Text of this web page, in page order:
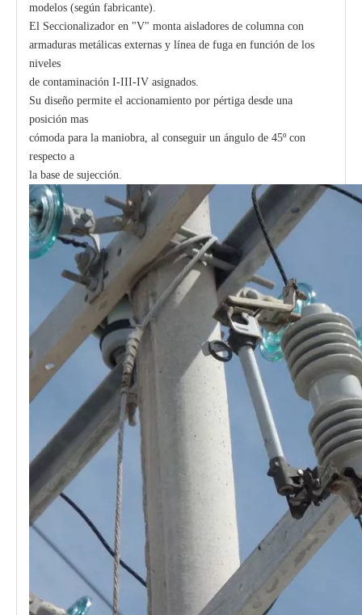
modelos (según fabricante).
El Seccionalizador en "V" monta aisladores de columna con
armaduras metálicas externas y línea de fuga en función de los
niveles
de contaminación I-III-IV asignados.
Su diseño permite el accionamiento por pértiga desde una
posición mas
cómoda para la maniobra, al conseguir un ángulo de 45º con
respecto a
la base de sujección.